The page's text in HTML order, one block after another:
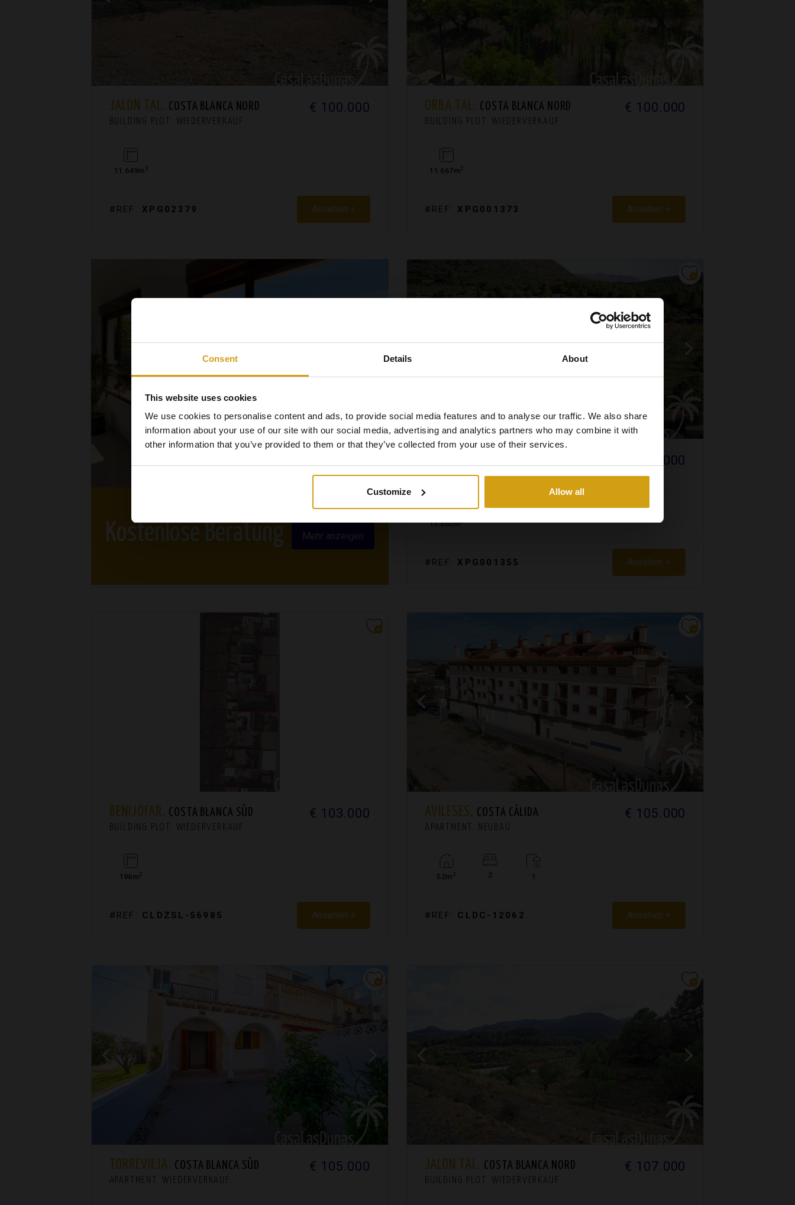
Consent Details About
This website uses cookies
We use cookies to personalise content and ads, to provide social media features and to analyse our traffic. We also share
information about your use of our site with our social media, advertising and analytics partners who may combine it with
other information that you’ve provided to them or that they’ve collected from your use of their services.
Customize Allow all
JALÓN TAL. COSTA BLANCA NORD
BUILDING PLOT. WIEDERVERKAUF
€ 100.000
11.649m 2
#REF: XPG02379 Ansehen +
ORBA TAL. COSTA BLANCA NORD
BUILDING PLOT. WIEDERVERKAUF
€ 100.000
11.667m2
#REF: XPG001373 Ansehen +
Kostenlose Beratung Mehr anzeigen
BUILDING PLOT. WIEDERVERKAUF
€ 100.000
13.502m2
#REF: XPG001355 Ansehen +
BENIJÓFAR. COSTA BLANCA SÜD
BUILDING PLOT. WIEDERVERKAUF
€ 103.000
196m2
#REF: CLDZSL-56985 Ansehen +
AVILESES. COSTA CÁLIDA
APARTMENT. NEUBAU
€ 105.000
52m 2 2 1
#REF: CLDC-12062 Ansehen +
TORREVIEJA. COSTA BLANCA SÜD
APARTMENT. WIEDERVERKAUF
€ 105.000 JALÓN TAL. COSTA BLANCA NORD
BUILDING PLOT. WIEDERVERKAUF
€ 107.000